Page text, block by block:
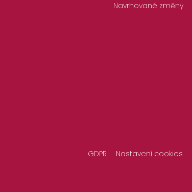
Navrhované změny
GDPR Nastavení cookies